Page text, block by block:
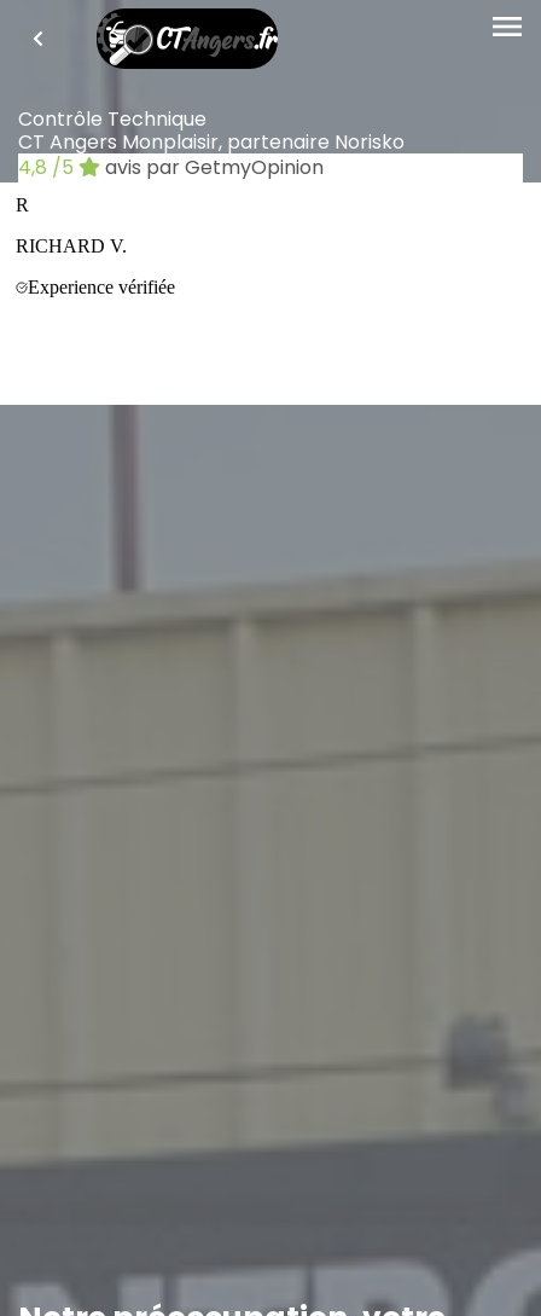
menu
Contrôle Technique
CT Angers Monplaisir, partenaire Norisko
4,8 /5 avis par GetmyOpinion